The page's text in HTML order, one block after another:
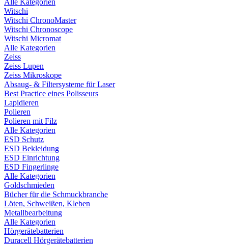
Alle Kategorien
Witschi
Witschi ChronoMaster
Witschi Chronoscope
Witschi Micromat
Alle Kategorien
Zeiss
Zeiss Lupen
Zeiss Mikroskope
Absaug- & Filtersysteme für Laser
Best Practice eines Polisseurs
Lapidieren
Polieren
Polieren mit Filz
Alle Kategorien
ESD Schutz
ESD Bekleidung
ESD Einrichtung
ESD Fingerlinge
Alle Kategorien
Goldschmieden
Bücher für die Schmuckbranche
Löten, Schweißen, Kleben
Metallbearbeitung
Alle Kategorien
Hörgerätebatterien
Duracell Hörgerätebatterien